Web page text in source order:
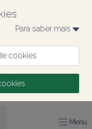
Para saber mais
cookies
Menu